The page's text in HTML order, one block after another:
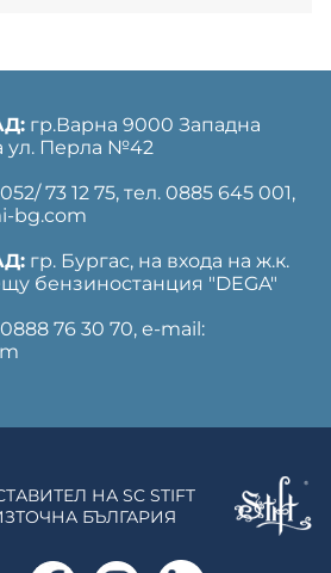
гр.Варна 9000 Западна
ул. Перла №42
73 12 75, тел. ‎0885 645 001,
bg.com
гр. Бургас, на входа на ж.к.
бензиностанция "DEGA"
76 30 70, е-mail:
НА SC STIFT
ИЗТОЧНА БЪЛГАРИЯ